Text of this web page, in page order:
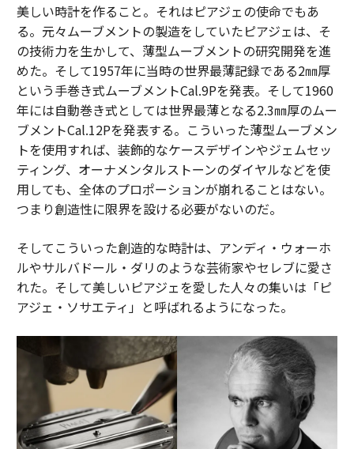
美しい時計を作ること。それはピアジェの使命でもあ
る。元々ムーブメントの製造をしていたピアジェは、そ
の技術力を生かして、薄型ムーブメントの研究開発を進
めた。そして1957年に当時の世界最薄記録である2㎜厚
という手巻き式ムーブメントCal.9Pを発表。そして1960
年には自動巻き式としては世界最薄となる2.3㎜厚のムー
ブメントCal.12Pを発表する。こういった薄型ムーブメン
トを使用すれば、装飾的なケースデザインやジェムセッ
ティング、オーナメンタルストーンのダイヤルなどを使
用しても、全体のプロポーションが崩れることはない。
つまり創造性に限界を設ける必要がないのだ。
そしてこういった創造的な時計は、アンディ・ウォーホ
ルやサルバドール・ダリのような芸術家やセレブに愛さ
れた。そして美しいピアジェを愛した人々の集いは「ピ
アジェ・ソサエティ」と呼ばれるようになった。